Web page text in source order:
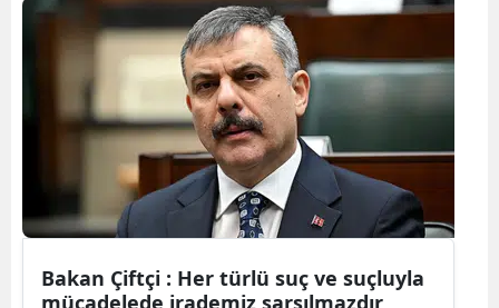
Karaman
Kırıkkale
Bakan Çiftçi : Her türlü suç ve suçluyla
mücadelede irademiz sarsılmazdır